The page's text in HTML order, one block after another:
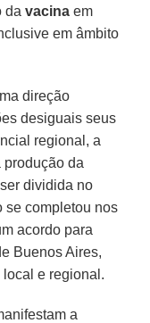
davacina em
em âmbito
direção
desiguais seus
regional, a
produção da
dividida no
se completou nos
acordo para
Buenos Aires,
e regional.
a